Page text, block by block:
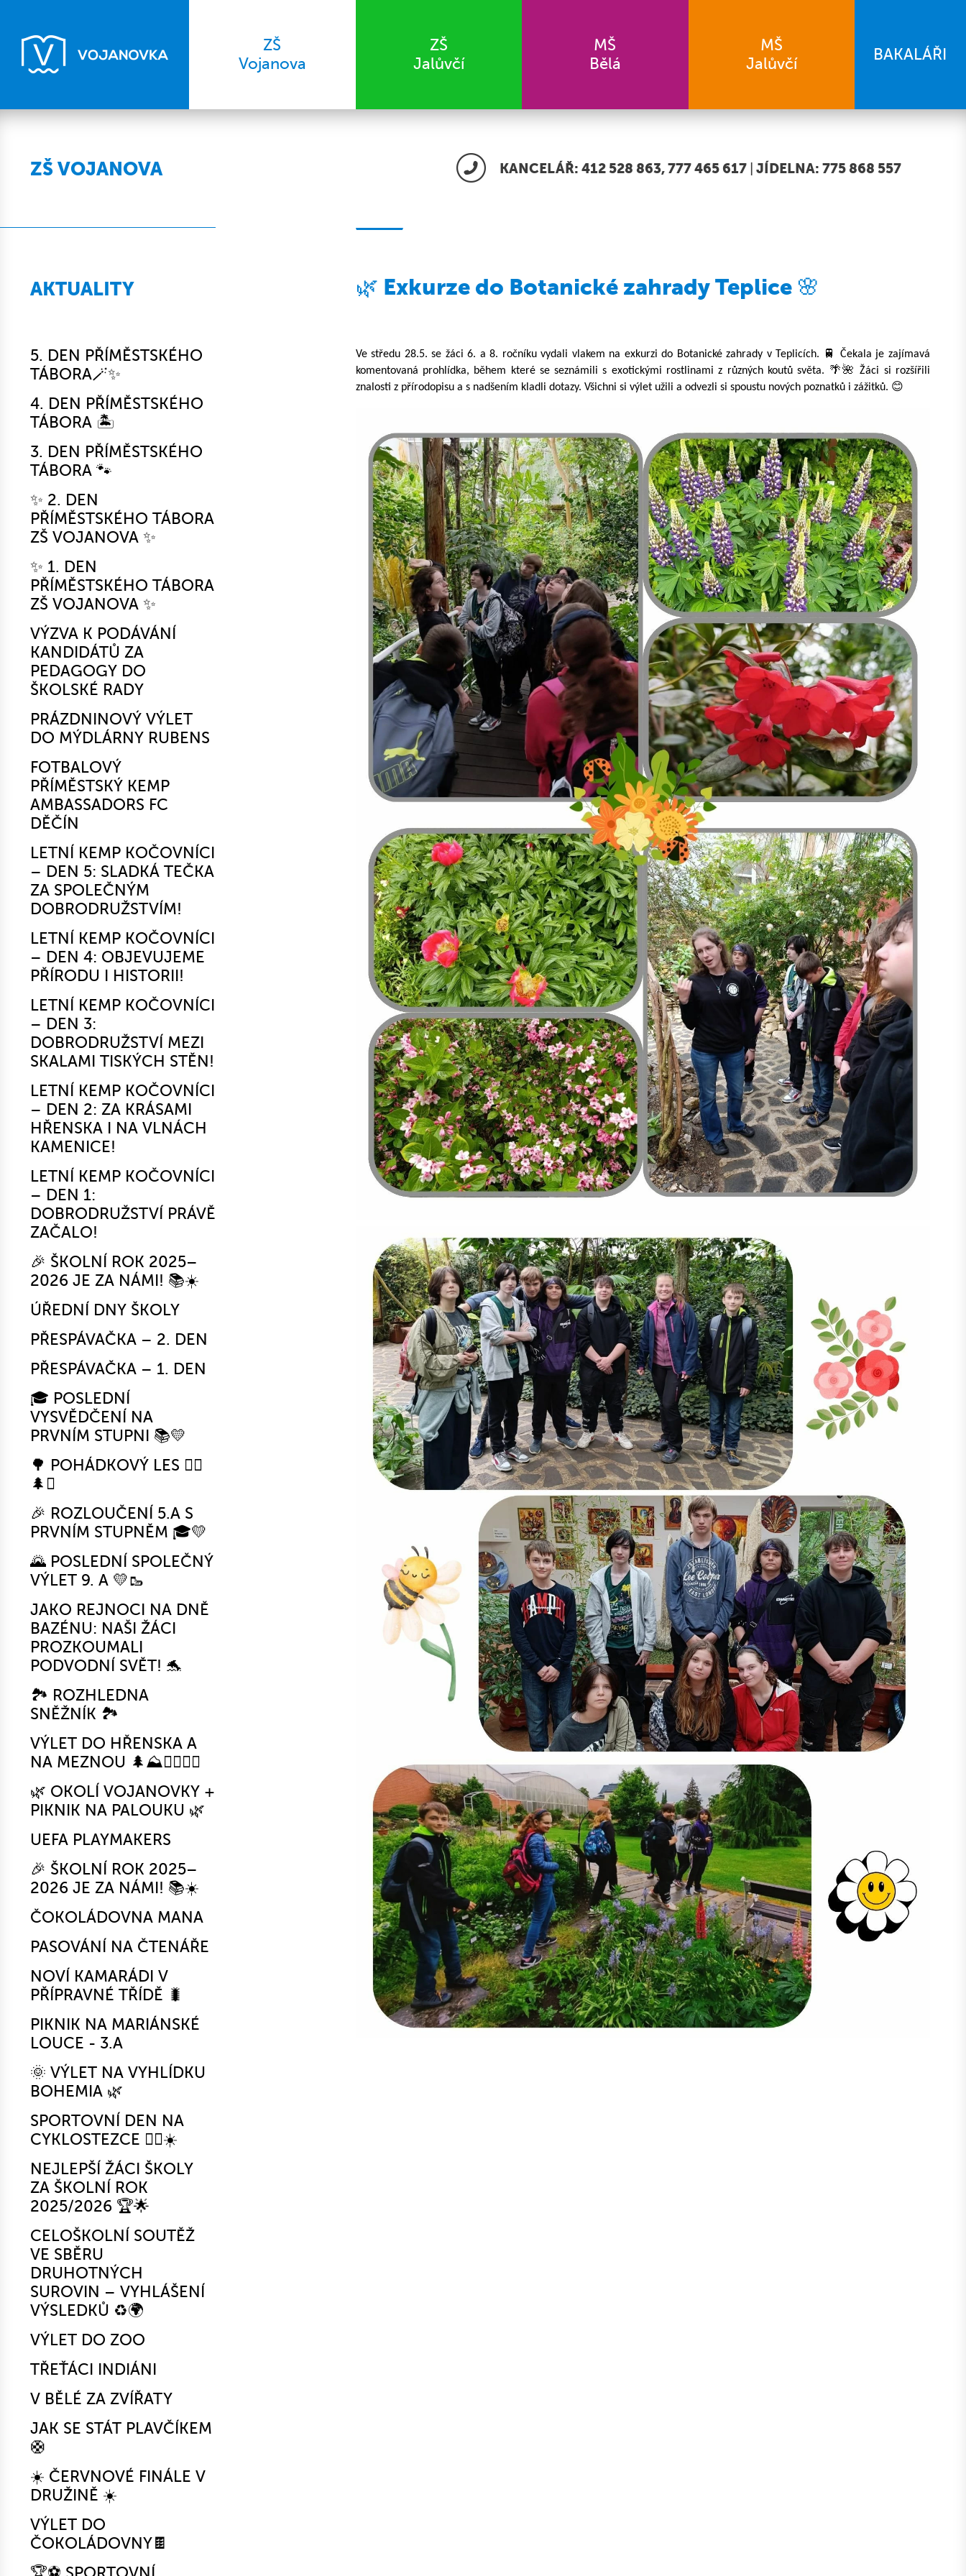
ZŠ
Vojanova
ZŠ
Jalůvčí
MŠ
Bělá
MŠ
Jalůvčí
BAKALÁŘI
ZŠ VOJANOVA
AKTUALITY
5. DEN PŘÍMĚSTSKÉHO
TÁBORA🪄✨
4. DEN PŘÍMĚSTSKÉHO
TÁBORA 🏝️
3. DEN PŘÍMĚSTSKÉHO
TÁBORA 🐾
✨ 2. DEN
PŘÍMĚSTSKÉHO TÁBORA
ZŠ VOJANOVA ✨
✨ 1. DEN
PŘÍMĚSTSKÉHO TÁBORA
ZŠ VOJANOVA ✨
VÝZVA K PODÁVÁNÍ
KANDIDÁTŮ ZA
PEDAGOGY DO
ŠKOLSKÉ RADY
PRÁZDNINOVÝ VÝLET
DO MÝDLÁRNY RUBENS
FOTBALOVÝ
PŘÍMĚSTSKÝ KEMP
AMBASSADORS FC
DĚČÍN
LETNÍ KEMP KOČOVNÍCI
– DEN 5: SLADKÁ TEČKA
ZA SPOLEČNÝM
DOBRODRUŽSTVÍM!
LETNÍ KEMP KOČOVNÍCI
– DEN 4: OBJEVUJEME
PŘÍRODU I HISTORII!
LETNÍ KEMP KOČOVNÍCI
– DEN 3:
DOBRODRUŽSTVÍ MEZI
SKALAMI TISKÝCH STĚN!
LETNÍ KEMP KOČOVNÍCI
– DEN 2: ZA KRÁSAMI
HŘENSKA I NA VLNÁCH
KAMENICE!
LETNÍ KEMP KOČOVNÍCI
– DEN 1:
DOBRODRUŽSTVÍ PRÁVĚ
ZAČALO!
🎉 ŠKOLNÍ ROK 2025–
2026 JE ZA NÁMI! 📚☀️
ÚŘEDNÍ DNY ŠKOLY
PŘESPÁVAČKA – 2. DEN
PŘESPÁVAČKA – 1. DEN
🎓 POSLEDNÍ
VYSVĚDČENÍ NA
PRVNÍM STUPNI 📚💛
🌳 POHÁDKOVÝ LES 🧚‍♀️
🌲✨
🎉 ROZLOUČENÍ 5.A S
PRVNÍM STUPNĚM 🎓💛
🌄 POSLEDNÍ SPOLEČNÝ
VÝLET 9. A 💛🥾
JAKO REJNOCI NA DNĚ
BAZÉNU: NAŠI ŽÁCI
PROZKOUMALI
PODVODNÍ SVĚT! 🐬
🏞️ ROZHLEDNA
SNĚŽNÍK 🏞️
VÝLET DO HŘENSKA A
NA MEZNOU 🌲⛰️🚶‍♂️🚶‍♀️
🌿 OKOLÍ VOJANOVKY +
PIKNIK NA PALOUKU 🌿
UEFA PLAYMAKERS
🎉 ŠKOLNÍ ROK 2025–
2026 JE ZA NÁMI! 📚☀️
ČOKOLÁDOVNA MANA
PASOVÁNÍ NA ČTENÁŘE
NOVÍ KAMARÁDI V
PŘÍPRAVNÉ TŘÍDĚ 🐛
PIKNIK NA MARIÁNSKÉ
LOUCE - 3.A
🌞 VÝLET NA VYHLÍDKU
BOHEMIA 🌿
SPORTOVNÍ DEN NA
CYKLOSTEZCE 🚴‍♂️☀️
NEJLEPŠÍ ŽÁCI ŠKOLY
ZA ŠKOLNÍ ROK
2025/2026 🏆🌟
CELOŠKOLNÍ SOUTĚŽ
VE SBĚRU
DRUHOTNÝCH
SUROVIN – VYHLÁŠENÍ
VÝSLEDKŮ ♻️🌍
VÝLET DO ZOO
TŘEŤÁCI INDIÁNI
V BĚLÉ ZA ZVÍŘATY
JAK SE STÁT PLAVČÍKEM
🛟
☀️ ČERVNOVÉ FINÁLE V
DRUŽINĚ ☀️
VÝLET DO
ČOKOLÁDOVNY🍫
KANCELÁŘ: 412 528 863, 777 465 617 JÍDELNA: 775 868 557
🌿 Exkurze do Botanické zahrady Teplice 🌸
Ve středu 28.5. se žáci 6. a 8. ročníku vydali vlakem na exkurzi do Botanické zahrady v Teplicích. 🚆 Čekala je zajímavá
komentovaná prohlídka, během které se seznámili s exotickými rostlinami z různých koutů světa. 🌴🌺 Žáci si rozšířili
znalosti z přírodopisu a s nadšením kladli dotazy. Všichni si výlet užili a odvezli si spoustu nových poznatků i zážitků. 😊